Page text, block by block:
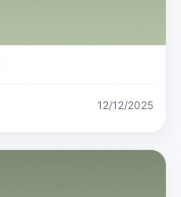
12/12/2025